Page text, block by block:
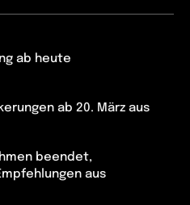
ab heute
ab 20. März aus
beendet,
aus